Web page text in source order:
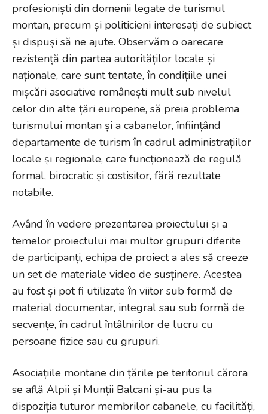
profesioniști din domenii legate de turismul
montan, precum și politicieni interesați de subiect
și dispuși să ne ajute. Observăm o oarecare
rezistență din partea autorităților locale și
naționale, care sunt tentate, în condițiile unei
mișcări asociative românești mult sub nivelul
celor din alte țări europene, să preia problema
turismului montan și a cabanelor, înființând
departamente de turism în cadrul administrațiilor
locale și regionale, care funcționează de regulă
formal, birocratic și costisitor, fără rezultate
notabile.
Având în vedere prezentarea proiectului și a
temelor proiectului mai multor grupuri diferite
de participanți, echipa de proiect a ales să creeze
un set de materiale video de susținere. Acestea
au fost și pot fi utilizate în viitor sub formă de
material documentar, integral sau sub formă de
secvențe, în cadrul întâlnirilor de lucru cu
persoane fizice sau cu grupuri.
Asociațiile montane din țările pe teritoriul cărora
se află Alpii și Munții Balcani și-au pus la
dispoziția tuturor membrilor cabanele, cu facilități,